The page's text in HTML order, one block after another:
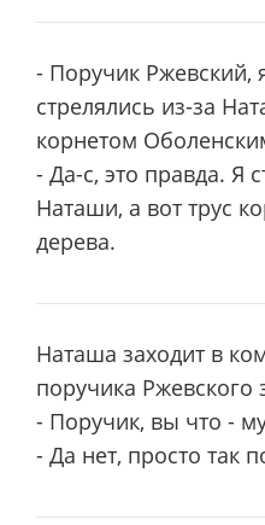
- Поручик
стрелялись из-за
корнетом
- Да-с, это правда. Я
Наташи, а вот трус
дерева.
Наташа заходит в
поручика Ржевского
- Поручик, вы что -
- Да нет, просто так